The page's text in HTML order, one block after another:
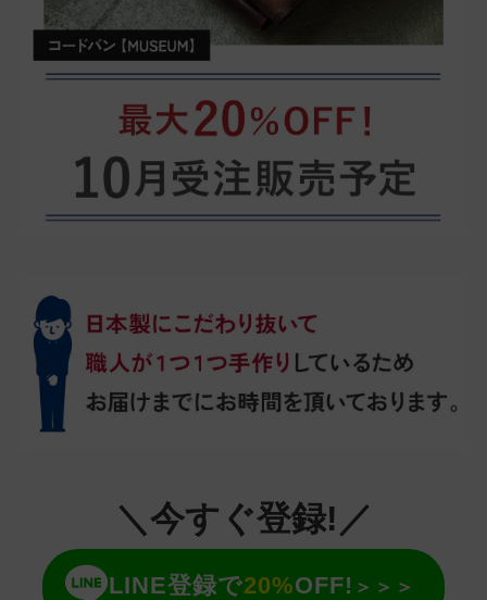
＼今すぐ登録!／
LINE登録で20%OFF! ＞＞＞